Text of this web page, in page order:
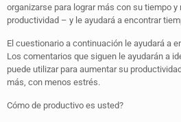
organizarse para lograr más con su tiempo
productividad – y le ayudará a encontrar
El cuestionario a continuación le ayudará a
Los comentarios que siguen le ayudarán a
puede utilizar para aumentar su
más, con menos estrés.
Cómo de productivo es usted?